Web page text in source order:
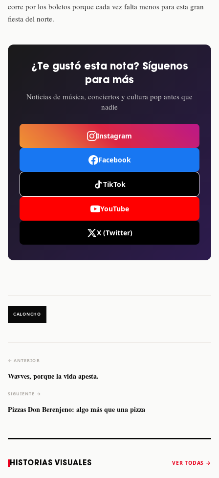
corre por los boletos porque cada vez falta menos para esta gran
fiesta del norte.
¿Te gustó esta nota? Síguenos
para más
Noticias de música, conciertos y cultura pop antes que
nadie
Instagram
Facebook
TikTok
YouTube
X (Twitter)
CALONCHO
← ANTERIOR
Wavves, porque la vida apesta.
SIGUIENTE →
Pizzas Don Berenjeno: algo más que una pizza
HISTORIAS VISUALES VER TODAS →
Caifanes regresa
a Monterrey el
Fallece Felipe
Staiti, guitarrista
anuncia “Reality